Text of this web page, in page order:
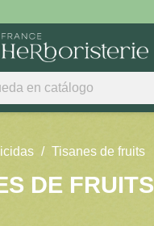
Tisanes de fruits
DE FRUITS